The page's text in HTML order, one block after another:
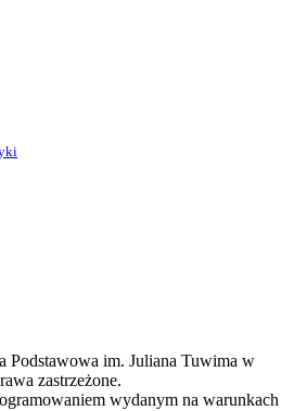
Podstawowa im. Juliana Tuwima w
zastrzeżone.
wydanym na warunkach